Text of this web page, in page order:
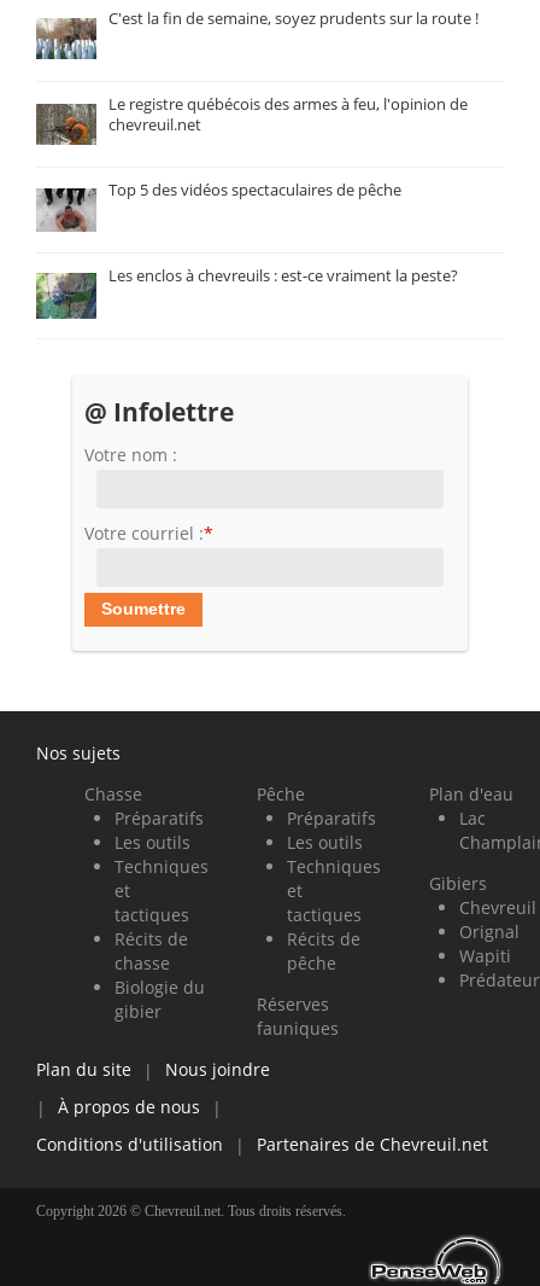
C'est la fin de semaine, soyez prudents sur la route !
Le registre québécois des armes à feu, l'opinion de
chevreuil.net
Top 5 des vidéos spectaculaires de pêche
Les enclos à chevreuils : est-ce vraiment la peste?
@ Infolettre
Votre nom :
Votre courriel :*
Nos sujets
Chasse
Préparatifs
Les outils
Techniques
et
tactiques
Récits de
chasse
Biologie du
gibier
Pêche
Préparatifs
Les outils
Techniques
et
tactiques
Récits de
pêche
Réserves
fauniques
Plan d'eau
Lac
Gibiers
Chevreuil
Orignal
Wapiti
Plan du site |
Nous joindre
|
À propos de nous
|
Conditions d'utilisation
| Partenaires de Chevreuil.net
Copyright 2026 © Chevreuil.net. Tous droits réservés.